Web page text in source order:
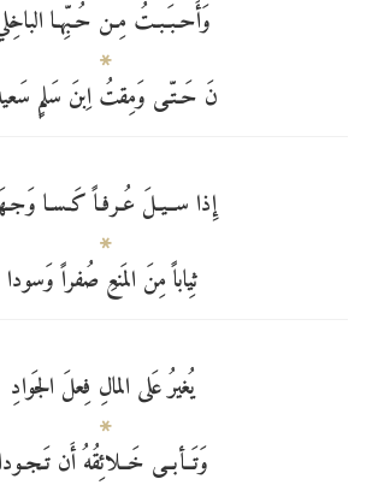
وَأَحـبَـبـتُ مِـن حُـبِّهـا الباخِلي
نَ حَـتّـى وَمِقتُ اِبنَ سَلمٍ سَعيدا
إِذا ســيـلَ عُـرفـاً كَـسـا وَجـهَهُ
ثِياباً مِنَ المَنعِ صُفراً وَسودا
يُغيرُ عَلى المالِ فِعلَ الجَوادِ
وَتَــأبــى خَــلائِقُهُ أَن تَـجـودا